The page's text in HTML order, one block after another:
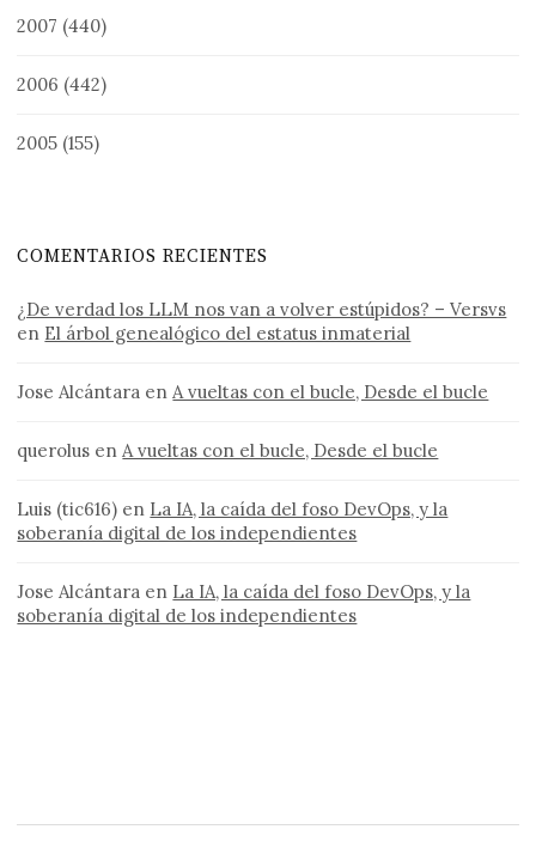
2007 (440)
2006 (442)
2005 (155)
COMENTARIOS RECIENTES
¿De verdad los LLM nos van a volver estúpidos? – Versvs
en El árbol genealógico del estatus inmaterial
Jose Alcántara enA vueltas con el bucle, Desde el bucle
querolus enA vueltas con el bucle, Desde el bucle
Luis (tic616) en La IA, la caída del foso DevOps, y la
soberanía digital de los independientes
Jose Alcántara en La IA, la caída del foso DevOps, y la
soberanía digital de los independientes